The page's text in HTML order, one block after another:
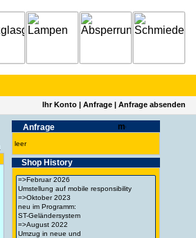
Ihr Konto | Anfrage | Anfrage absenden
Anfrage
leer
Shop History